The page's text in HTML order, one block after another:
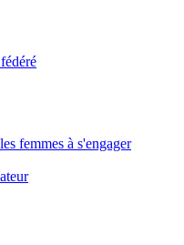
femmes à s'engager